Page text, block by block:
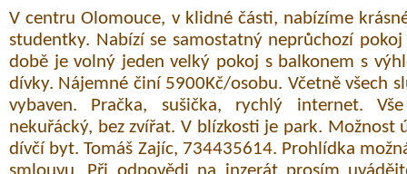
V centru Olomouce, v klidné části, nabízíme
studentky. Nabízí se samostatný neprůchozí
době je volný jeden velký pokoj s balkonem s
dívky. Nájemné činí 5900Kč/osobu. Včetně všech
vybaven. Pračka, sušička, rychlý internet.
nekuřácký, bez zvířat. V blízkosti je park. Možnost
dívčí byt. Tomáš Zajíc, 734435614. Prohlídka